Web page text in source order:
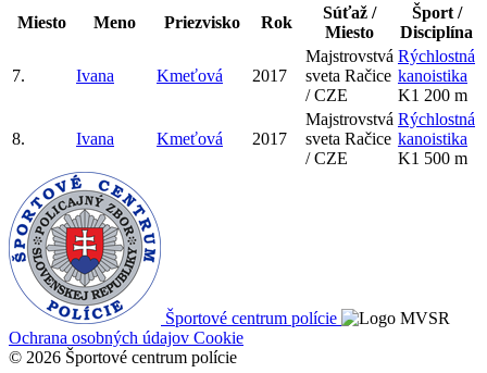
Miesto
Meno Priezvisko Rok
Súťaž /
Miesto
Šport /
Disciplína
7. Ivana Kmeťová 2017
Majstrovstvá
sveta Račice
/ CZE
Rýchlostná
kanoistika
K1 200 m
8. Ivana Kmeťová 2017
Majstrovstvá
sveta Račice
/ CZE
Rýchlostná
kanoistika
K1 500 m
Športové centrum polície
Ochrana osobných údajov Cookie
© 2026 Športové centrum polície